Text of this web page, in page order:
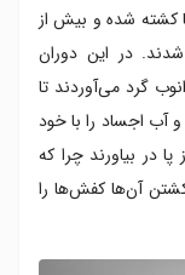
کشته شده و بیش از
در این دوران
گرد می‌آوردند تا
آب اجساد را با خود
در بیاورند چرا که
آن‌ها کفش‌ها را